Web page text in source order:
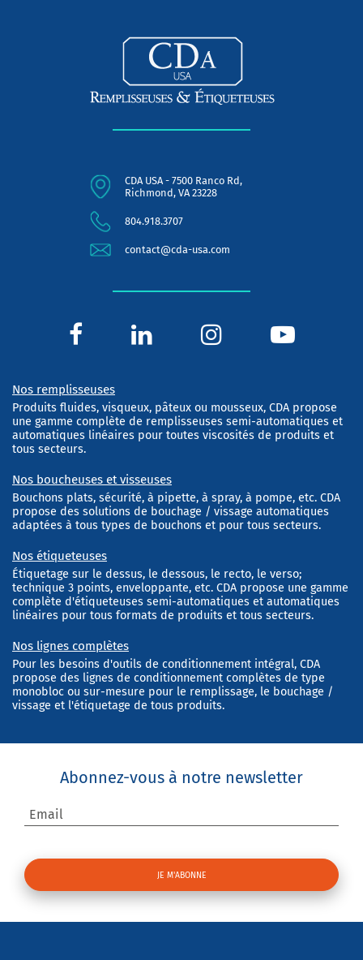
CDA USA - 7500 Ranco Rd,
Richmond, VA 23228
804.918.3707
contact@cda-usa.com
Nos remplisseuses
Produits fluides, visqueux, pâteux ou mousseux, CDA propose
une gamme complète de remplisseuses semi-automatiques et
automatiques linéaires pour toutes viscosités de produits et
tous secteurs.
Nos boucheuses et visseuses
Bouchons plats, sécurité, à pipette, à spray, à pompe, etc. CDA
propose des solutions de bouchage / vissage automatiques
adaptées à tous types de bouchons et pour tous secteurs.
Nos étiqueteuses
Étiquetage sur le dessus, le dessous, le recto, le verso;
technique 3 points, enveloppante, etc. CDA propose une gamme
complète d'étiqueteuses semi-automatiques et automatiques
linéaires pour tous formats de produits et tous secteurs.
Nos lignes complètes
Pour les besoins d'outils de conditionnement intégral, CDA
propose des lignes de conditionnement complètes de type
monobloc ou sur-mesure pour le remplissage, le bouchage /
vissage et l'étiquetage de tous produits.
Abonnez-vous à notre newsletter
Email